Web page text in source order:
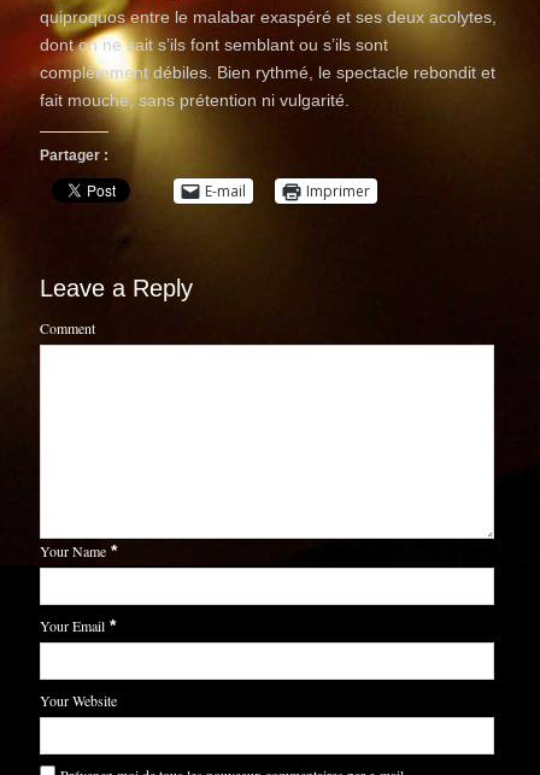
quiproquos entre le malabar exaspéré et ses deux acolytes,
dont on ne sait s’ils font semblant ou s’ils sont
complètement débiles. Bien rythmé, le spectacle rebondit et
fait mouche, sans prétention ni vulgarité.
Partager :
E-mail Imprimer
Leave a Reply
Comment
Your Name *
Your Email *
Your Website